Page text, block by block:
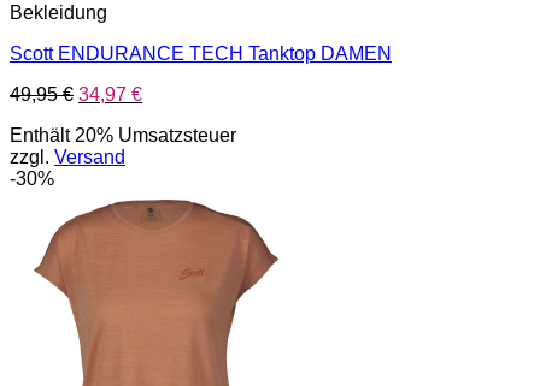
Bekleidung
Scott ENDURANCE TECH Tanktop DAMEN
49,95€ Ursprünglicher
war:
49,95 €
34,97 €Aktueller
ist:
Enthält 20% Umsatzsteuer
zzgl. Versand
-30%